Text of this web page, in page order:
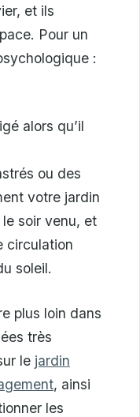
et ils
Pour un
:
alors qu’il
ou des
votre jardin
soir venu, et
circulation
soleil.
plus loin dans
très
le jardin
, ainsi
les